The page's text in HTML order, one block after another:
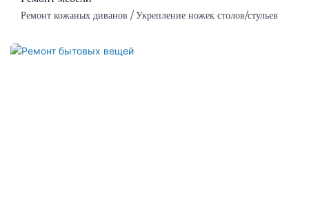
Ремонт кожаных диванов / Укрепление ножек столов/стульев